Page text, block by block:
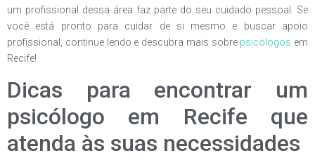
um profissional dessa área faz parte do seu cuidado pessoal. Se
você está pronto para cuidar de si mesmo e buscar apoio
profissional, continue lendo e descubra mais sobre psicólogos em
Recife!
Dicas para encontrar um
psicólogo em Recife que
atenda às suas necessidades